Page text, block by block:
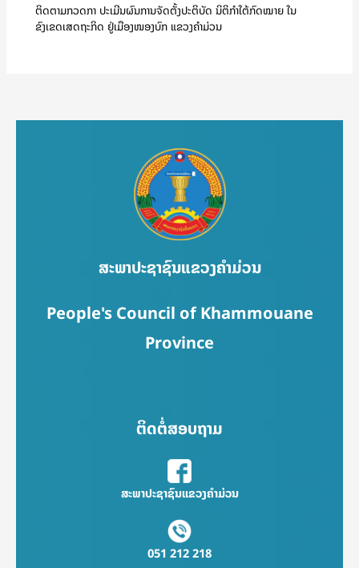
ຕິດຕາມກວດກາ ປະເມີນຜົນການຈັດຕັ້ງປະຕິບັດ ນິຕິກຳໃຕ້ກົດໝາຍ ໃນ
ຂົງເຂດເສດຖະກິດ ຢູ່ເມືອງໜອງບົກ ແຂວງຄໍາມ່ວນ
ສະພາປະຊາຊົນແຂວງຄຳມ່ວນ
People's Council of Khammouane
Province
ຕິດຕໍ່ສອບຖາມ
ສະພາປະຊາຊົນແຂວງຄຳມ່ວນ
051 212 218